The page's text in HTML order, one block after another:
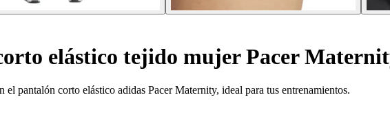
elástico tejido mujer Pacer
el pantalón corto elástico adidas Pacer Maternity, ideal para tus entrenamientos.